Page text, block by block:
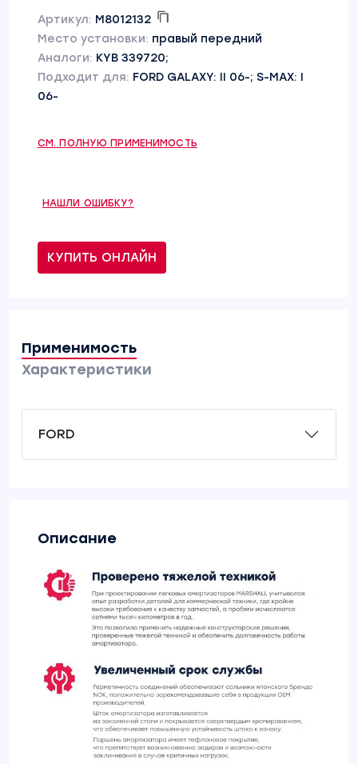
Артикул: M8012132
Место установки: правый передний
Аналоги: KYB 339720;
Подходит для: FORD GALAXY: II 06-; S-MAX: I
06-
СМ. ПОЛНУЮ ПРИМЕНИМОСТЬ
НАШЛИ ОШИБКУ?
КУПИТЬ ОНЛАЙН
Применимость
Характеристики
FORD
Описание